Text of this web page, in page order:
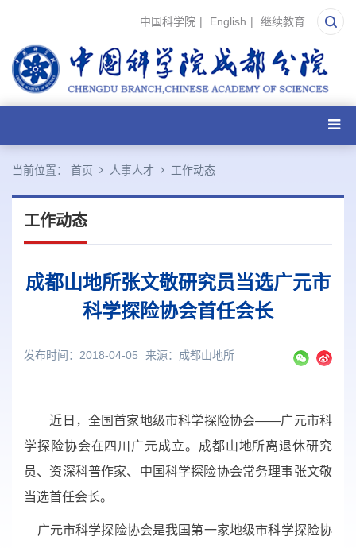
中国科学院 | English | 继续教育
当前位置： 首页 人事人才 工作动态
工作动态
成都山地所张文敬研究员当选广元市
科学探险协会首任会长
发布时间：2018-04-05 来源： 成都山地所
近日 ，全国首家地级市科学探险协会——广元市科
学探险协会在四川广元成立。成都山地所离退休研究
员、资深科普作家、中国科学探险协会常务理事张文敬
当选首任会长。
广元市科学探险协会是我国第一家地级市科学探险协